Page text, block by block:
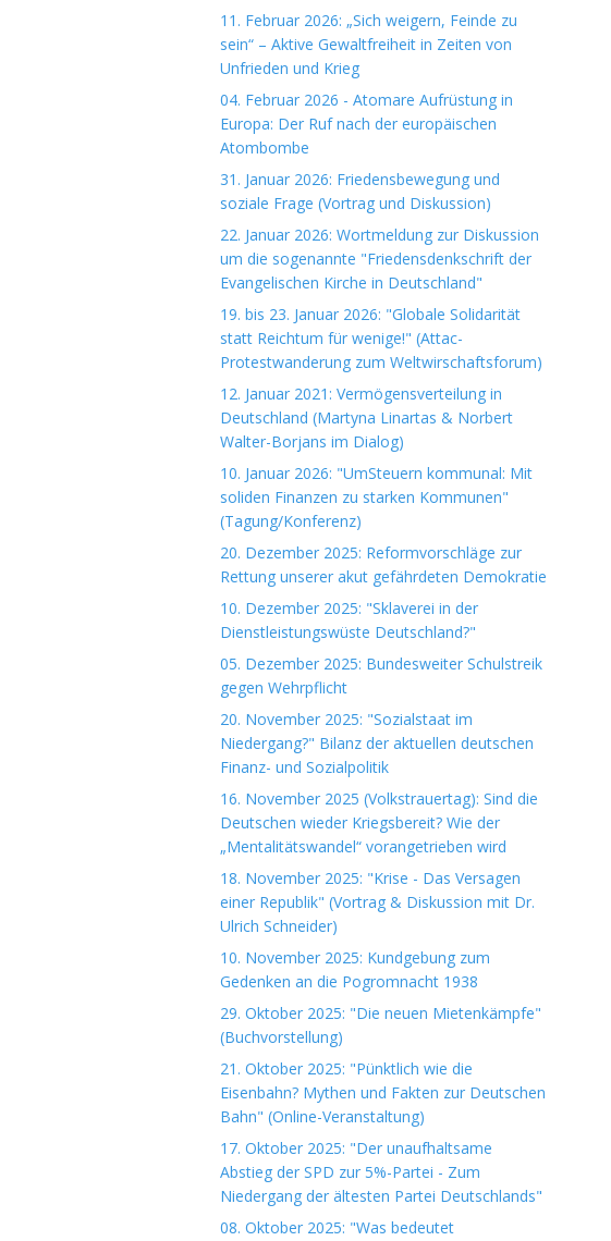
11. Februar 2026: „Sich weigern, Feinde zu
sein“ – Aktive Gewaltfreiheit in Zeiten von
Unfrieden und Krieg
04. Februar 2026 - Atomare Aufrüstung in
Europa: Der Ruf nach der europäischen
Atombombe
31. Januar 2026: Friedensbewegung und
soziale Frage (Vortrag und Diskussion)
22. Januar 2026: Wortmeldung zur Diskussion
um die sogenannte "Friedensdenkschrift der
Evangelischen Kirche in Deutschland"
19. bis 23. Januar 2026: "Globale Solidarität
statt Reichtum für wenige!" (Attac-
Protestwanderung zum Weltwirschaftsforum)
12. Januar 2021: Vermögensverteilung in
Deutschland (Martyna Linartas & Norbert
Walter-Borjans im Dialog)
10. Januar 2026: "UmSteuern kommunal: Mit
soliden Finanzen zu starken Kommunen"
(Tagung/Konferenz)
20. Dezember 2025: Reformvorschläge zur
Rettung unserer akut gefährdeten Demokratie
10. Dezember 2025: "Sklaverei in der
Dienstleistungswüste Deutschland?"
05. Dezember 2025: Bundesweiter Schulstreik
gegen Wehrpflicht
20. November 2025: "Sozialstaat im
Niedergang?" Bilanz der aktuellen deutschen
Finanz- und Sozialpolitik
16. November 2025 (Volkstrauertag): Sind die
Deutschen wieder Kriegsbereit? Wie der
„Mentalitätswandel“ vorangetrieben wird
18. November 2025: "Krise - Das Versagen
einer Republik" (Vortrag & Diskussion mit Dr.
Ulrich Schneider)
10. November 2025: Kundgebung zum
Gedenken an die Pogromnacht 1938
29. Oktober 2025: "Die neuen Mietenkämpfe"
(Buchvorstellung)
21. Oktober 2025: "Pünktlich wie die
Eisenbahn? Mythen und Fakten zur Deutschen
Bahn" (Online-Veranstaltung)
17. Oktober 2025: "Der unaufhaltsame
Abstieg der SPD zur 5%-Partei - Zum
Niedergang der ältesten Partei Deutschlands"
08. Oktober 2025: "Was bedeutet